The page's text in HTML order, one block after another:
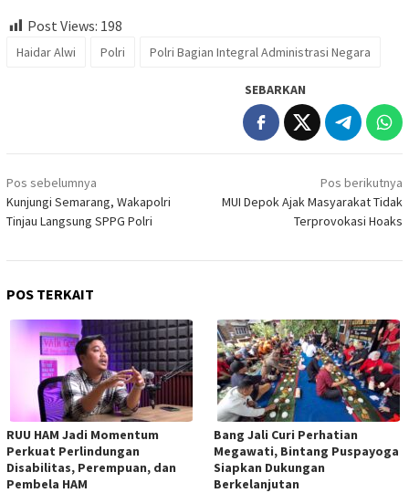
Post Views: 198
Haidar Alwi Polri Polri Bagian Integral Administrasi Negara
SEBARKAN
Navigasi
pos
Pos sebelumnya
Kunjungi Semarang, Wakapolri
Tinjau Langsung SPPG Polri
Pos berikutnya
MUI Depok Ajak Masyarakat Tidak
Terprovokasi Hoaks
POS TERKAIT
RUU HAM Jadi Momentum
Perkuat Perlindungan
Disabilitas, Perempuan, dan
Pembela HAM
Bang Jali Curi Perhatian
Megawati, Bintang Puspayoga
Siapkan Dukungan
Berkelanjutan